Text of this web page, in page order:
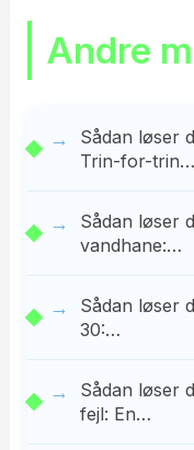
Andre
Sådan løser
Trin-for-trin…
Sådan løser
vandhane:…
Sådan løser
30:…
Sådan løser
fejl: En…